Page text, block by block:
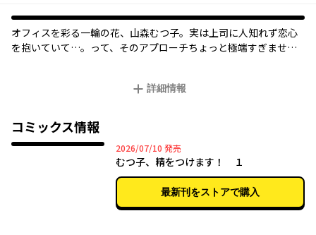
オフィスを彩る一輪の花、山森むつ子。実は上司に人知れず恋心
を抱いていて…。って、そのアプローチちょっと極端すぎません!?
詳細情報
コミックス情報
2026/07/10 2026年07月10日
発売
むつ子、精をつけます！ １
最新刊をストアで購入